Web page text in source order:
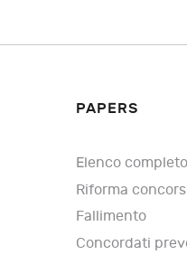
PAPERS
Elenco completo
Riforma
Fallimento
Concordati